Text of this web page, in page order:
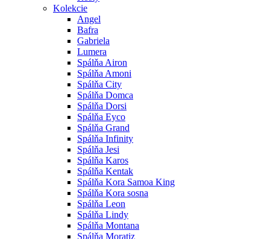
Kolekcie
Angel
Bafra
Gabriela
Lumera
Spálňa Airon
Spálňa Amoni
Spálňa City
Spálňa Domca
Spálňa Dorsi
Spálňa Eyco
Spálňa Grand
Spálňa Infinity
Spálňa Jesi
Spálňa Karos
Spálňa Kentak
Spálňa Kora Samoa King
Spálňa Kora sosna
Spálňa Leon
Spálňa Lindy
Spálňa Montana
Spálňa Moratiz